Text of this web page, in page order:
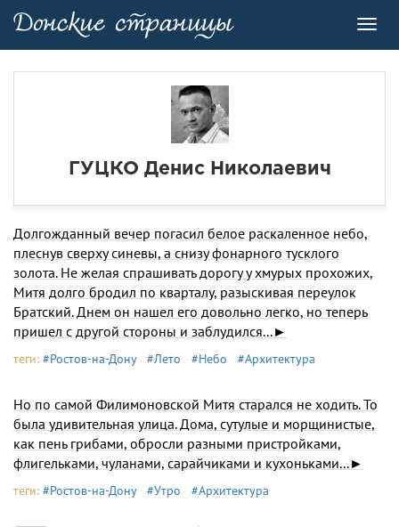
ГУЦКО Денис Николаевич
Долгожданный вечер погасил белое раскаленное небо,
плеснув сверху синевы, а снизу фонарного тусклого
золота. Не желая спрашивать дорогу у хмурых прохожих,
Митя долго бродил по кварталу, разыскивая переулок
Братский. Днем он нашел его довольно легко, но теперь
пришел с другой стороны и заблудился...►
теги: #Ростов-на-Дону #Лето #Небо #Архитектура
Но по самой Филимоновской Митя старался не ходить. То
была удивительная улица. Дома, сутулые и морщинистые,
как пень грибами, обросли разными пристройками,
флигельками, чуланами, сарайчиками и кухоньками...►
теги: #Ростов-на-Дону #Утро #Архитектура